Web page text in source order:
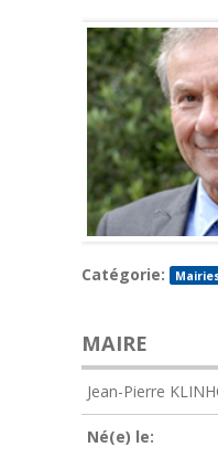
Catégorie:
MAIRE
Jean-Pierre
Né(e) le: